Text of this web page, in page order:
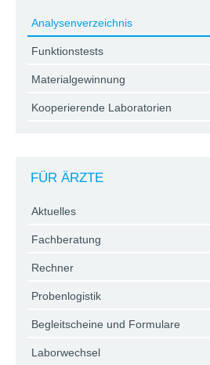
Analysenverzeichnis
Funktionstests
Materialgewinnung
Kooperierende Laboratorien
FÜR ÄRZTE
Aktuelles
Fachberatung
Rechner
Probenlogistik
Begleitscheine und Formulare
Laborwechsel